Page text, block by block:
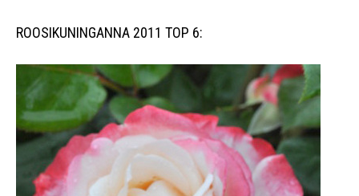
ROOSIKUNINGANNA 2011 TOP 6: